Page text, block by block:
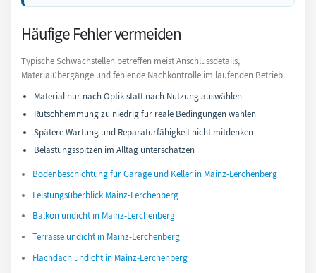
Häufige Fehler vermeiden
Typische Schwachstellen betreffen meist Anschlussdetails,
Materialübergänge und fehlende Nachkontrolle im laufenden Betrieb.
Material nur nach Optik statt nach Nutzung auswählen
Rutschhemmung zu niedrig für reale Bedingungen wählen
Spätere Wartung und Reparaturfähigkeit nicht mitdenken
Belastungsspitzen im Alltag unterschätzen
Bodenbeschichtung für Garage und Keller in Mainz-Lerchenberg
Leistungsüberblick Mainz-Lerchenberg
Balkon undicht in Mainz-Lerchenberg
Terrasse undicht in Mainz-Lerchenberg
Flachdach undicht in Mainz-Lerchenberg